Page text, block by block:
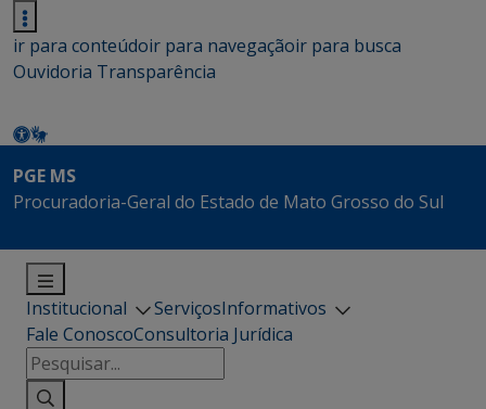
ir para conteúdoir para navegaçãoir para busca
Ouvidoria Transparência
PGE MS
Procuradoria-Geral do Estado de Mato Grosso do Sul
Institucional ServiçosInformativos
Fale ConoscoConsultoria Jurídica
Pesquisar
por: